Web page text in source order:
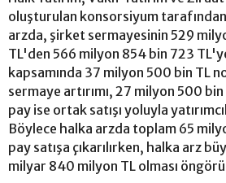
oluşturulan konsorsiyum
arzda, şirket sermayesinin 529
TL'den 566 milyon 854 bin 723 TL'ye
kapsamında 37 milyon 500 bin TL
sermaye artırımı, 27 milyon 500
pay ise ortak satışı yoluyla
Böylece halka arzda toplam 65
pay satışa çıkarılırken, halka arz
milyar 840 milyon TL olması